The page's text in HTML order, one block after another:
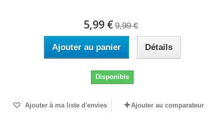
5,99 € 9,99 €
Ajouter au panier Détails
Disponible
Ajouter à ma liste d'envies Ajouter au comparateur